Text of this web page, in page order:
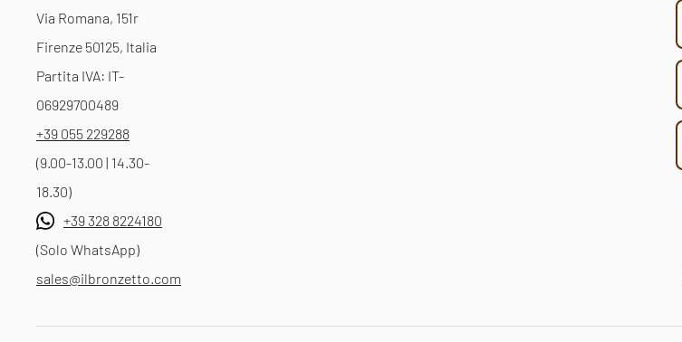
Via Romana, 151r
Firenze 50125, Italia
Partita IVA: IT-
06929700489
+39 055 229288
(9.00-13.00 | 14.30-
18.30)
+39 328 8224180
(Solo WhatsApp)
sales@ilbronzetto.com